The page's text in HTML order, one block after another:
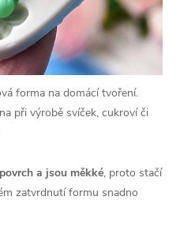
forma na domácí tvoření.
při výrobě svíček, cukroví či
a jsou měkké, proto stačí
zatvrdnutí formu snadno